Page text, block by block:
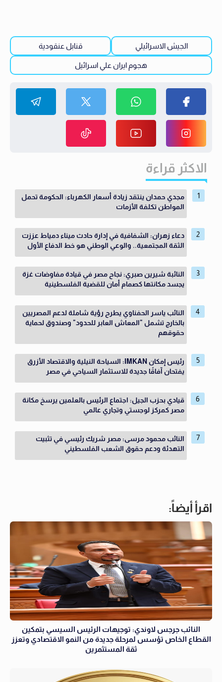
الجيش الاسرائيلي قنابل عنقودية
هجوم ايران علي اسرائيل
الاكثر قراءة
مجدي حمدان ينتقد زيادة أسعار الكهرباء: الحكومة تحمل
المواطن تكلفة الأزمات
دعاء زهران: الشفافية في إدارة حادث ميناء دمياط عززت
الثقة المجتمعية.. والوعي الوطني هو خط الدفاع الأول
النائبة شيرين صبري: نجاح مصر في قيادة مفاوضات غزة
يجسد مكانتها كصمام أمان للقضية الفلسطينية
النائب ياسر الحفناوي يطرح رؤية شاملة لدعم المصريين
بالخارج تشمل "المعاش العابر للحدود" وصندوق لحماية
حقوقهم
رئيس إمكان IMKAN: السياحة النيلية والاقتصاد الأزرق
يفتحان آفاقًا جديدة للاستثمار السياحي في مصر
قيادي بحزب الجيل: اجتماع الرئيس بالعلمين يرسخ مكانة
مصر كمركز لوجستي وتجاري عالمي
النائب محمود مرسى: مصر شريك رئيسي في تثبيت
التهدئة ودعم حقوق الشعب الفلسطيني
اقرأ أيضاً:
النائب جرجس لاوندي: توجيهات الرئيس السيسي بتمكين
القطاع الخاص تؤسس لمرحلة جديدة من النمو الاقتصادي وتعزز
ثقة المستثمرين